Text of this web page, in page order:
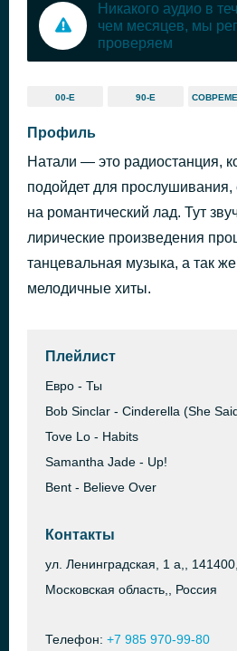
Никакого аудио в
чем месяцев, мы
проверяем
00-Е 90-Е
Профиль
Натали — это радиостанция,
подойдет для
на романтический лад. Тут
лирические произведения
танцевальная музыка, а так
мелодичные хиты.
Плейлист
Евро - Ты
Bob Sinclar - Cinderella (She
Tove Lo - Habits
Samantha Jade - Up!
Bent - Believe Over
Контакты
ул. Ленинградская, 1 а,, 141400,
Московская область,, Россия
Телефон: +7 985 970-99-80